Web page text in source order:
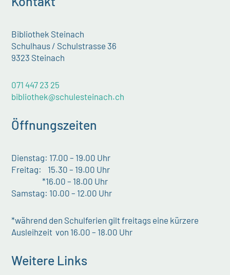
Bibliothek Steinach
Schulhaus / Schulstrasse 36
9323 Steinach
071 447 23 25
bibliothek@schulesteinach.ch
Öffnungszeiten
Dienstag: 17.00 – 19.00 Uhr
Freitag: 15.30 – 19.00 Uhr
*16.00 – 18.00 Uhr
Samstag: 10.00 – 12.00 Uhr
*während den Schulferien gilt freitags eine kürzere
Ausleihzeit von 16.00 – 18.00 Uhr
Weitere Links